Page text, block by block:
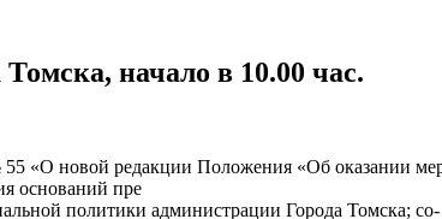
начало в 10.00 час.
«О новой редакции Положения «Об оказании
оснований пре
политики администрации Города Томска;